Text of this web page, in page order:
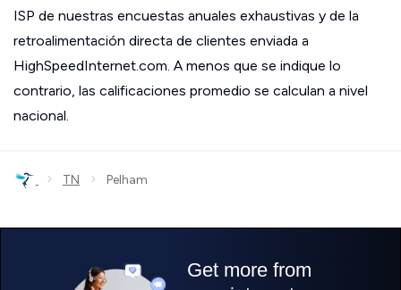
ISP de nuestras encuestas anuales exhaustivas y de la
retroalimentación directa de clientes enviada a
HighSpeedInternet.com. A menos que se indique lo
contrario, las calificaciones promedio se calculan a nivel
nacional.
› TN › Pelham